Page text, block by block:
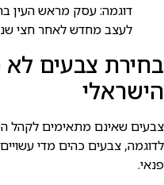
דוגמה: עסק מראש העין
לעצב מחדש לאחר חצי
בחירת צבעים
הישראלי
צבעים שאינם מתאימים לקהל
לדוגמה, צבעים כהים מדי
פנאי.